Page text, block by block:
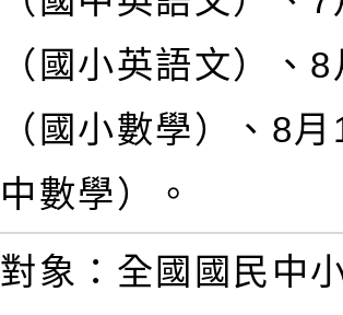
（國小英語文）、
（國小數學）、8
中數學）。
對象：全國國民中